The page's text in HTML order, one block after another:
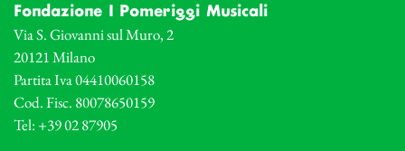
Fondazione I Pomeriggi Musicali
Via S. Giovanni sul Muro, 2
20121 Milano
Partita Iva 04410060158
Cod. Fisc. 80078650159
Tel: +39 02 87905